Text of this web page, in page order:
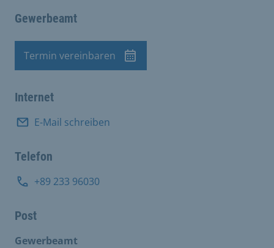
Gewerbeamt
Termin
Termin vereinbaren
Internet
E-Mail schreiben
Telefon
+89 233 96030
Post
Gewerbeamt